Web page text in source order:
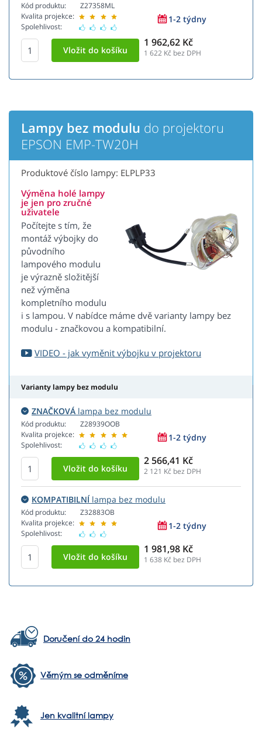
Kód produktu:
Kvalita projekce:
Spolehlivost:
Z27358ML
1-2 týdny
1 962,62 Kč
1 622 Kč bez DPH
Lampy bez modulu do projektoru
EPSON EMP-TW20H
Produktové číslo lampy: ELPLP33
Výměna holé lampy
je jen pro zručné
uživatele
Počítejte s tím, že
montáž výbojky do
původního
lampového modulu
je výrazně složitější
než výměna
kompletního modulu
i s lampou. V nabídce máme dvě varianty lampy bez
modulu - značkovou a kompatibilní.
VIDEO - jak vyměnit výbojku v projektoru
Varianty lampy bez modulu
ZNAČKOVÁ lampa bez modulu
Kód produktu:
Kvalita projekce:
Spolehlivost:
Z28939OOB
1-2 týdny
2 566,41 Kč
2 121 Kč bez DPH
KOMPATIBILNÍlampa bez modulu
Kód produktu:
Kvalita projekce:
Spolehlivost:
Z32883OB
1-2 týdny
1 981,98 Kč
1 638 Kč bez DPH
Doručení do 24 hodin
Věrným se odměníme
Jen kvalitní lampy